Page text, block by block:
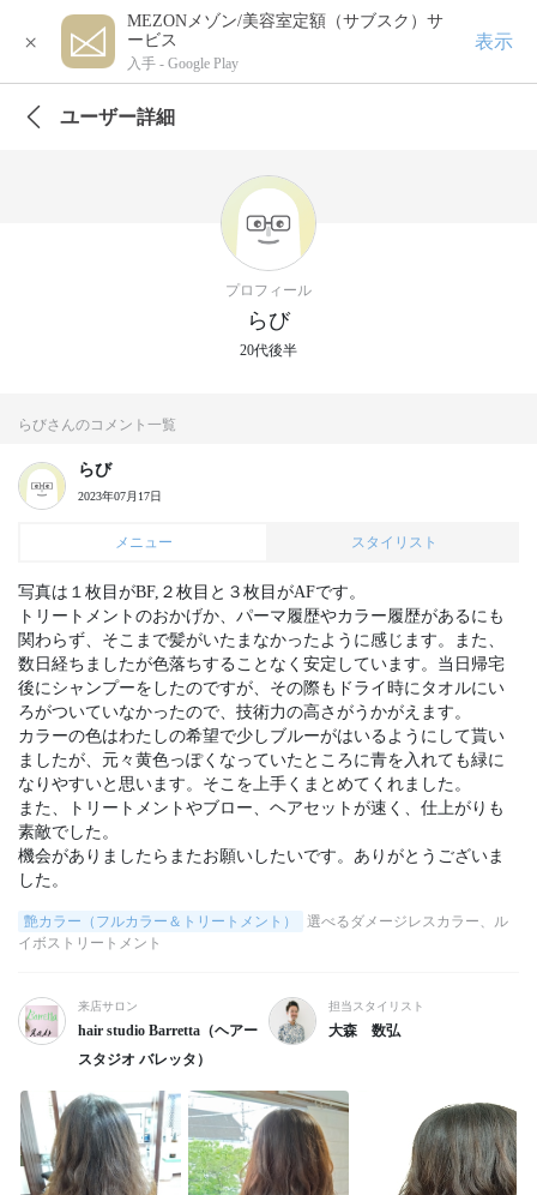
×
MEZONメゾン/美容室定額（サブスク）サ
ービス
入手 - Google Play
表示
ユーザー詳細
プロフィール
らび
20代後半
らびさんのコメント一覧
らび
2023年07月17日
メニュー スタイリスト
写真は１枚目がBF,２枚目と３枚目がAFです。
トリートメントのおかげか、パーマ履歴やカラー履歴があるにも
関わらず、そこまで髪がいたまなかったように感じます。また、
数日経ちましたが色落ちすることなく安定しています。当日帰宅
後にシャンプーをしたのですが、その際もドライ時にタオルにい
ろがついていなかったので、技術力の高さがうかがえます。
カラーの色はわたしの希望で少しブルーがはいるようにして貰い
ましたが、元々黄色っぽくなっていたところに青を入れても緑に
なりやすいと思います。そこを上手くまとめてくれました。
また、トリートメントやブロー、ヘアセットが速く、仕上がりも
素敵でした。
機会がありましたらまたお願いしたいです。ありがとうございま
した。
艶カラー（フルカラー＆トリートメント）
選べるダメージレスカラー、ル
イボストリートメント
来店サロン
hair studio Barretta（ヘアー
スタジオ バレッタ）
担当スタイリスト
大森 数弘